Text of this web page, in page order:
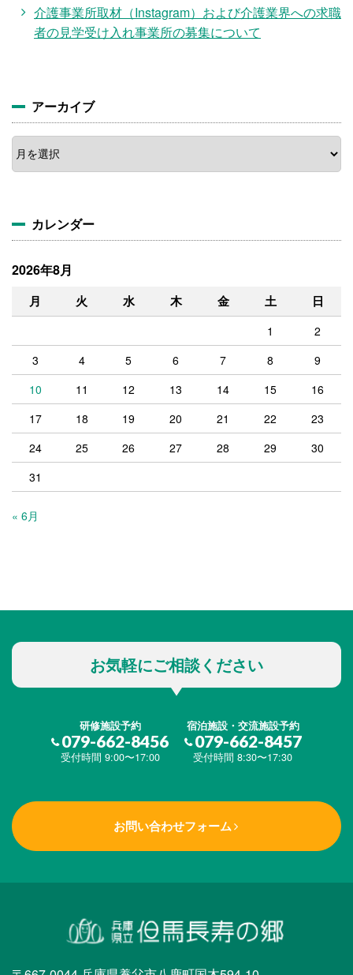
介護事業所取材（Instagram）および介護業界への求職
者の見学受け入れ事業所の募集について
アーカイブ
ア
ー
カ
カレンダー
2026年8月
月 火 水 木 金 土 日
1
2
3
4 5 6 7 8
9
10
11 12 13 14 15
16
17
18 19 20 21 22
23
24
25 26 27 28 29
30
31
« 6月
お気軽にご相談ください
研修施設予約
079-662-8456
受付時間 9:00〜17:00
宿泊施設・交流施設予約
079-662-8457
受付時間 8:30〜17:30
お問い合わせフォーム